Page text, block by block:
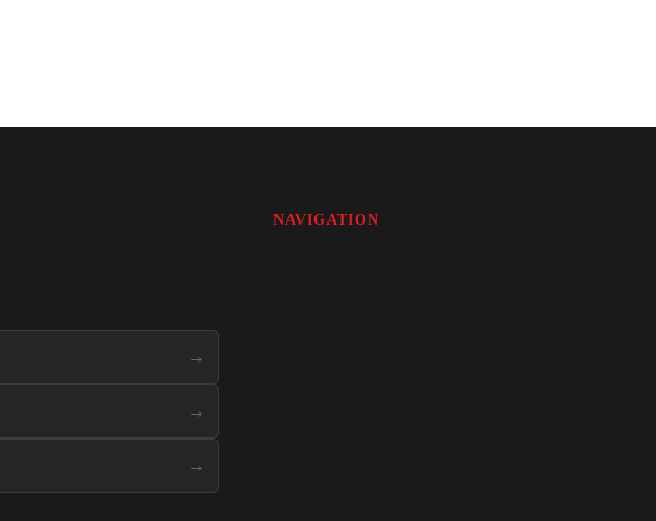
→
→
→
NAVIGATION